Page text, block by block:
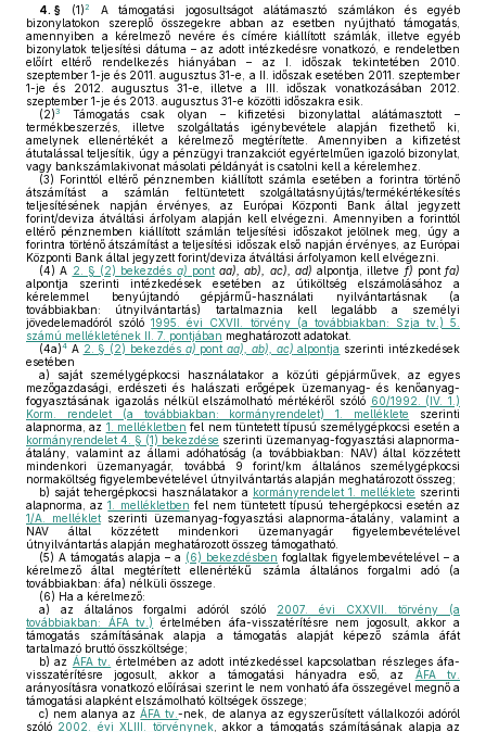
4. § (1)2
A támogatási jogosultságot alátámasztó számlákon és egyéb
bizonylatokon szereplő összegekre abban az esetben nyújtható támogatás,
amennyiben a kérelmező nevére és címére kiállított számlák, illetve egyéb
bizonylatok teljesítési dátuma – az adott intézkedésre vonatkozó, e rendeletben
előírt eltérő rendelkezés hiányában – az I. időszak tekintetében 2010.
szeptember 1-je és 2011. augusztus 31-e, a II. időszak esetében 2011. szeptember
1-je és 2012. augusztus 31-e, illetve a III. időszak vonatkozásában 2012.
szeptember 1-je és 2013. augusztus 31-e közötti időszakra esik.
(2)3
Támogatás csak olyan – kifizetési bizonylattal alátámasztott –
termékbeszerzés, illetve szolgáltatás igénybevétele alapján fizethető ki,
amelynek ellenértékét a kérelmező megtérítette. Amennyiben a kifizetést
átutalással teljesítik, úgy a pénzügyi tranzakciót egyértelműen igazoló bizonylat,
vagy bankszámlakivonat másolati példányát is csatolni kell a kérelemhez.
(3) Forinttól eltérő pénznemben kiállított számla esetében a forintra történő
átszámítást a számlán feltüntetett szolgáltatásnyújtás/termékértékesítés
teljesítésének napján érvényes, az Európai Központi Bank által jegyzett
forint/deviza átváltási árfolyam alapján kell elvégezni. Amennyiben a forinttól
eltérő pénznemben kiállított számlán teljesítési időszakot jelölnek meg, úgy a
forintra történő átszámítást a teljesítési időszak első napján érvényes, az Európai
Központi Bank által jegyzett forint/deviza átváltási árfolyamon kell elvégezni.
(4) A 2. § (2) bekezdés a) pont aa), ab), ac), ad) alpontja, illetve f) pont fa)
alpontja szerinti intézkedések esetében az útiköltség elszámolásához a
kérelemmel benyújtandó gépjármű-használati nyilvántartásnak (a
továbbiakban: útnyilvántartás) tartalmaznia kell legalább a személyi
jövedelemadóról szóló1995. évi CXVII. törvény (a továbbiakban: Szja tv.) 5.
számú mellékletének II. 7. pontjában meghatározott adatokat.
(4a)4 A 2. § (2) bekezdés a) pontaa), ab), ac) alpontja szerinti intézkedések
esetében
a) saját személygépkocsi használatakor a közúti gépjárművek, az egyes
mezőgazdasági, erdészeti és halászati erőgépek üzemanyag- és kenőanyag-
fogyasztásának igazolás nélkül elszámolható mértékéről szóló 60/1992. (IV. 1.)
Korm. rendelet (a továbbiakban: kormányrendelet) 1. melléklete szerinti
alapnorma, az 1. mellékletben fel nem tüntetett típusú személygépkocsi esetén a
kormányrendelet 4. § (1) bekezdése szerinti üzemanyag-fogyasztási alapnorma-
átalány, valamint az állami adóhatóság (a továbbiakban: NAV) által közzétett
mindenkori üzemanyagár, továbbá 9 forint/km általános személygépkocsi
normaköltség figyelembevételével útnyilvántartás alapján meghatározott összeg;
b) saját tehergépkocsi használatakor a kormányrendelet 1. melléklete szerinti
alapnorma, az1. mellékletben fel nem tüntetett típusú tehergépkocsi esetén az
1/A. mellékletszerinti üzemanyag-fogyasztási alapnorma-átalány, valamint a
NAV által közzétett mindenkori üzemanyagár figyelembevételével
útnyilvántartás alapján meghatározott összeg támogatható.
(5) A támogatás alapja – a (6) bekezdésben foglaltak figyelembevételével – a
kérelmező által megtérített ellenértékű számla általános forgalmi adó (a
továbbiakban: áfa) nélküli összege.
(6) Ha a kérelmező:
a) az általános forgalmi adóról szóló 2007. évi CXXVII. törvény (a
továbbiakban: ÁFA tv.)
értelmében áfa-visszatérítésre nem jogosult, akkor a
támogatás számításának alapja a támogatás alapját képező számla áfát
tartalmazó bruttó összköltsége;
b) az ÁFA tv.
értelmében az adott intézkedéssel kapcsolatban részleges áfa-
visszatérítésre jogosult, akkor a támogatási hányadra eső, az ÁFA tv.
arányosításra vonatkozó előírásai szerint le nem vonható áfa összegével megnő a
támogatási alapként elszámolható költségek összege;
c) nem alanya azÁFA tv.-nek, de alanya az egyszerűsített vállalkozói adóról
szóló 2002. évi XLIII. törvénynek, akkor a támogatás számításának alapja az